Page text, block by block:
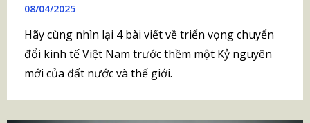
08/04/2025
Hãy cùng nhìn lại 4 bài viết về triển vọng chuyển
đổi kinh tế Việt Nam trước thềm một Kỷ nguyên
mới của đất nước và thế giới.